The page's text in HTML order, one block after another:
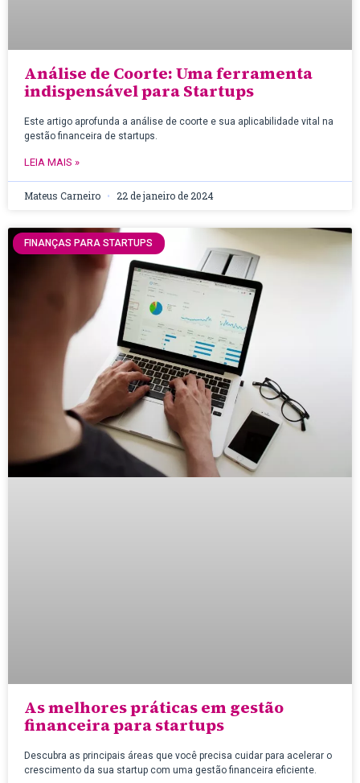
Análise de Coorte: Uma ferramenta
indispensável para Startups
Este artigo aprofunda a análise de coorte e sua aplicabilidade vital na
gestão financeira de startups.
LEIA MAIS »
Mateus Carneiro 22 de janeiro de 2024
FINANÇAS PARA STARTUPS
As melhores práticas em gestão
financeira para startups
Descubra as principais áreas que você precisa cuidar para acelerar o
crescimento da sua startup com uma gestão financeira eficiente.